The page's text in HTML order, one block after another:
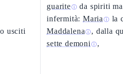
usciti
guariteⓘ da spiriti
infermità:Maria ⓘ la
Maddalena ⓘ, dalla
sette demoni ⓘ,